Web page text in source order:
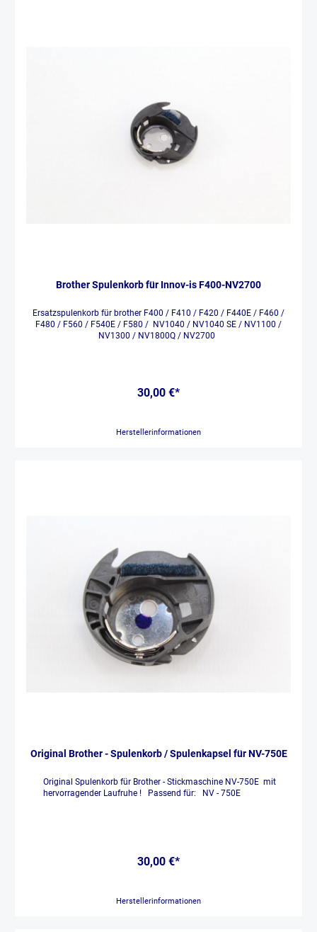
Brother Spulenkorb für Innov-is F400-NV2700
Ersatzspulenkorb für brother F400 / F410 / F420 / F440E / F460 /
F480 / F560 / F540E / F580 / NV1040 / NV1040 SE / NV1100 /
NV1300 / NV1800Q / NV2700
30,00 €*
Herstellerinformationen
Original Brother - Spulenkorb / Spulenkapsel für NV-750E
Original Spulenkorb für Brother - Stickmaschine NV-750E mit
hervorragender Laufruhe ! Passend für: NV - 750E
30,00 €*
Herstellerinformationen